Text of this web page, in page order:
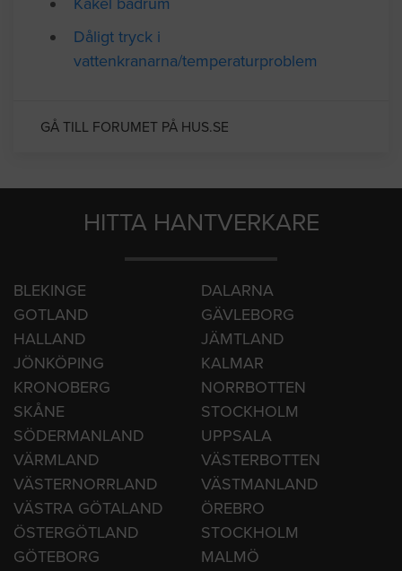
vaterm termostatblandare
vattenkranarna/temperaturproblem
HITTA HANTVERKARE
BLEKINGE
DALARNA
GOTLAND
GÄVLEBORG
HALLAND
JÄMTLAND
JÖNKÖPING
KALMAR
KRONOBERG
NORRBOTTEN
SKÅNE
STOCKHOLM
SÖDERMANLAND
UPPSALA
VÄRMLAND
VÄSTERBOTTEN
VÄSTERNORRLAND
VÄSTMANLAND